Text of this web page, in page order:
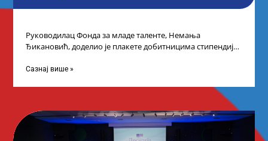
Руководилац Фонда за младе таленте, Немања
Ђикановић, доделио је плакете добитницима стипендије
Сазнај више »